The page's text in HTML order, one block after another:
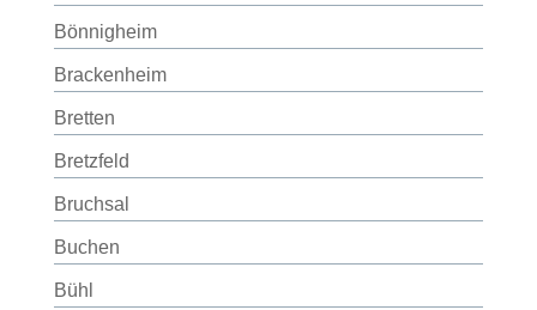
Bönnigheim
Brackenheim
Bretten
Bretzfeld
Bruchsal
Buchen
Bühl